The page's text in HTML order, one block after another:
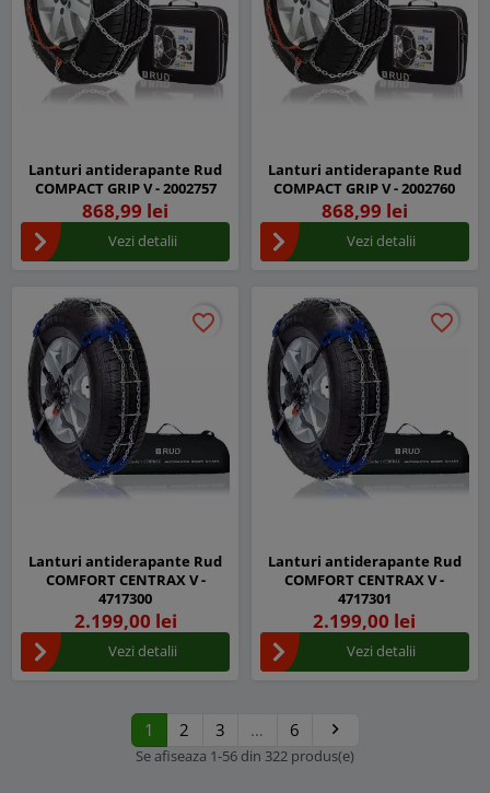
Lanturi antiderapante Rud
COMPACT GRIP V - 2002757
868,99 lei
Vezi detalii
Lanturi antiderapante Rud
COMPACT GRIP V - 2002760
868,99 lei
Vezi detalii
favorite_border
favorite_border
Lanturi antiderapante Rud
COMFORT CENTRAX V -
4717300
2.199,00 lei
Vezi detalii
favorite_border
favorite_border
Lanturi antiderapante Rud
COMFORT CENTRAX V -
4717301
2.199,00 lei
Vezi detalii
1 2 3 … 6 Urmatorul

Se afiseaza 1-56 din 322 produs(e)